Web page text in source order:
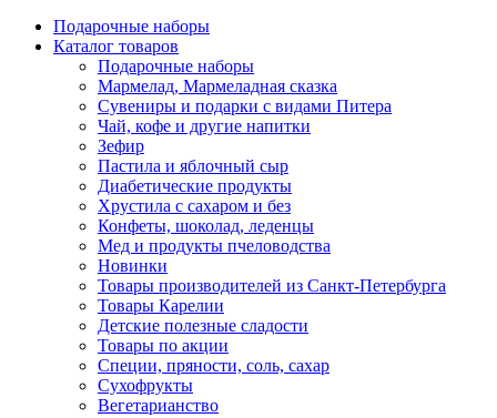
Подарочные наборы
Каталог товаров
Подарочные наборы
Мармелад, Мармеладная сказка
Сувениры и подарки с видами Питера
Чай, кофе и другие напитки
Зефир
Пастила и яблочный сыр
Диабетические продукты
Хрустила с сахаром и без
Конфеты, шоколад, леденцы
Мед и продукты пчеловодства
Новинки
Товары производителей из Санкт-Петербурга
Товары Карелии
Детские полезные сладости
Товары по акции
Специи, пряности, соль, сахар
Сухофрукты
Вегетарианство